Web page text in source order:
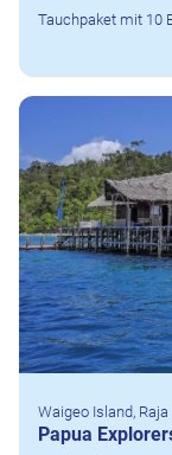
Tauchpaket mit 10
Waigeo Island,
Papua